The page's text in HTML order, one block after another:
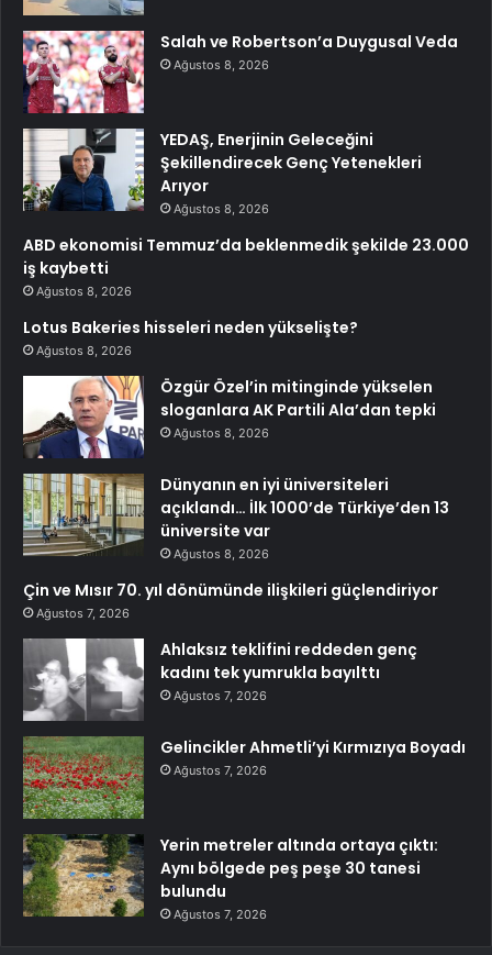
Salah ve Robertson’a Duygusal Veda
Ağustos 8, 2026
YEDAŞ, Enerjinin Geleceğini
Şekillendirecek Genç Yetenekleri
Arıyor
Ağustos 8, 2026
ABD ekonomisi Temmuz’da beklenmedik şekilde 23.000
iş kaybetti
Ağustos 8, 2026
Lotus Bakeries hisseleri neden yükselişte?
Ağustos 8, 2026
Özgür Özel’in mitinginde yükselen
sloganlara AK Partili Ala’dan tepki
Ağustos 8, 2026
Dünyanın en iyi üniversiteleri
açıklandı… İlk 1000’de Türkiye’den 13
üniversite var
Ağustos 8, 2026
Çin ve Mısır 70. yıl dönümünde ilişkileri güçlendiriyor
Ağustos 7, 2026
Ahlaksız teklifini reddeden genç
kadını tek yumrukla bayılttı
Ağustos 7, 2026
Gelincikler Ahmetli’yi Kırmızıya Boyadı
Ağustos 7, 2026
Yerin metreler altında ortaya çıktı:
Aynı bölgede peş peşe 30 tanesi
bulundu
Ağustos 7, 2026